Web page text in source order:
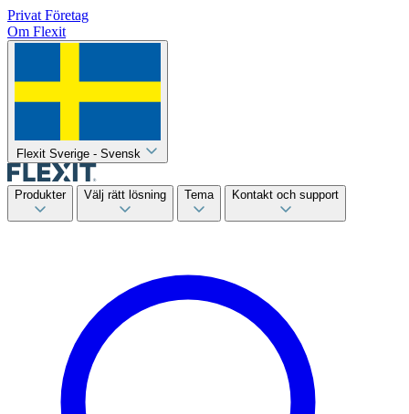
Privat Företag
Om Flexit
Flexit Sverige - Svensk
Produkter Välj rätt lösning Tema Kontakt och support